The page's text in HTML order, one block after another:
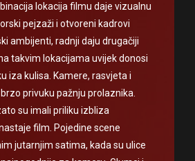
lokacija filmu daje vizualnu
pejzaži i otvoreni kadrovi
ambijenti, radnji daju drugačiji
takvim lokacijama uvijek donosi
iza kulisa. Kamere, rasvjeta i
privuku pažnju prolaznika.
su imali priliku izbliza
film. Pojedine scene
jutarnjim satima, kada su ulice